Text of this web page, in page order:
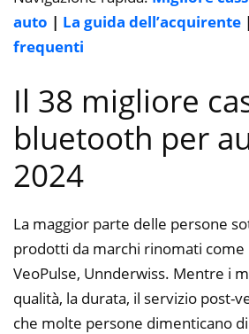
auto | La guida dell’acquirente |
frequenti
Il 38 migliore
bluetooth per
2024
La maggior parte delle persone
prodotti da marchi rinomati come
VeoPulse, Unnderwiss. Mentre i
qualità, la durata, il servizio post-
che molte persone dimenticano